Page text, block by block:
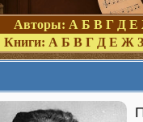
Авторы: А Б В Г Д Е
Книги: А Б В Г Д Е Ж З